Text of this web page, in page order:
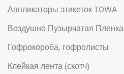
Аппликаторы этикеток TOWA
Воздушно Пузырчатая Пленка
Гофрокороба, гофролисты
Клейкая лента (скотч)